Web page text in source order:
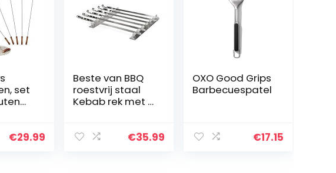
set
€29.99
Beste van BBQ
roestvrij staal
Kebab rek met 6
€35.99
OXO Good Grips
Barbecuespatel
€17.15